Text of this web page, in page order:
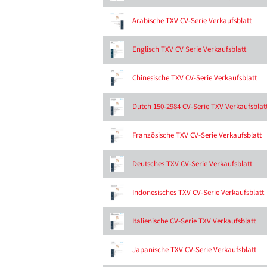
Arabische TXV CV-Serie Verkaufsblatt
Englisch TXV CV Serie Verkaufsblatt
Chinesische TXV CV-Serie Verkaufsblatt
Dutch 150-2984 CV-Serie TXV
Französische TXV CV-Serie Verkaufsblatt
Deutsches TXV CV-Serie Verkaufsblatt
Indonesisches TXV CV-Serie Verkaufsblatt
Italienische CV-Serie TXV Verkaufsblatt
Japanische TXV CV-Serie Verkaufsblatt